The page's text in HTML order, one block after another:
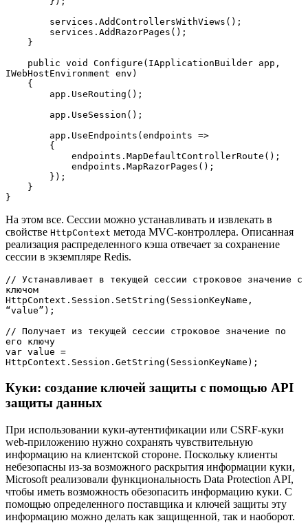
IWebHostEnvironment env)
}
На этом все. Сессии можно устанавливать и извлекать в
свойстве HttpContext метода MVC-контроллера. Описанная
реализация распределенного кэша отвечает за сохранение
сессии в экземпляре Redis.
// Устанавливает в текущей сессии строковое значение с
ключом
HttpContext.Session.SetString(SessionKeyName,
“value”);
// Получает из текущей сессии строковое значение по
его ключу
var value =
HttpContext.Session.GetString(SessionKeyName);
Куки: создание ключей защиты с помощью API
защиты данных
При использовании куки-аутентификации или CSRF-куки
web-приложению нужно сохранять чувствительную
информацию на клиентской стороне. Поскольку клиенты
небезопасны из-за возможного раскрытия информации куки,
Microsoft реализовали функциональность Data Protection API,
чтобы иметь возможность обезопасить информацию куки. С
помощью определенного поставщика и ключей защиты эту
информацию можно делать как защищенной, так и наоборот.